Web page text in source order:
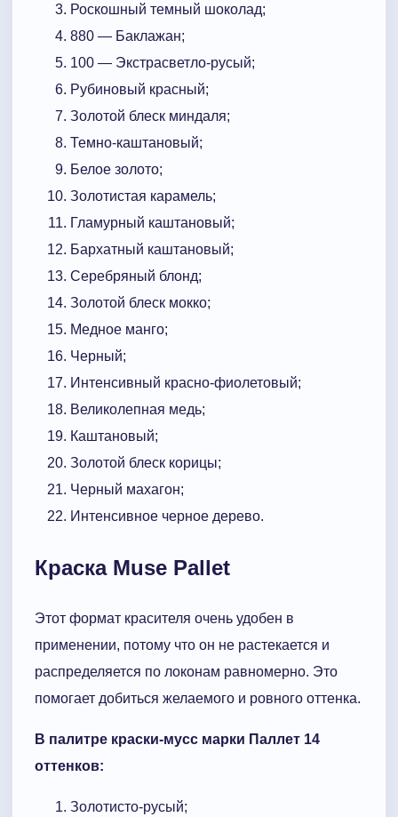
Роскошный темный шоколад;
880 — Баклажан;
100 — Экстрасветло-русый;
Рубиновый красный;
Золотой блеск миндаля;
Темно-каштановый;
Белое золото;
Золотистая карамель;
Гламурный каштановый;
Бархатный каштановый;
Серебряный блонд;
Золотой блеск мокко;
Медное манго;
Черный;
Интенсивный красно-фиолетовый;
Великолепная медь;
Каштановый;
Золотой блеск корицы;
Черный махагон;
Интенсивное черное дерево.
Краска Muse Pallet
Этот формат красителя очень удобен в
применении, потому что он не растекается и
распределяется по локонам равномерно. Это
помогает добиться желаемого и ровного оттенка.
В палитре краски-мусс марки Паллет 14
оттенков:
Золотисто-русый;